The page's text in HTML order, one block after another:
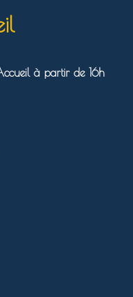
à partir de 16h